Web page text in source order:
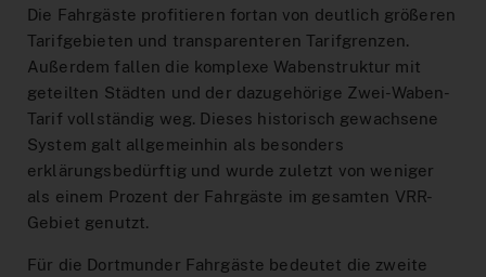
Barrierefreiheit
Fahrplan bestellen
AnrufSammelTaxi
Führerscheinaktion
Netzplan zum Einbinden
Downloads
Karriere
Blog
Leichte Sprache
Die Fahrgäste profitieren fortan von deutlich größeren
Tarifgebieten und transparenteren Tarifgrenzen.
Außerdem fallen die komplexe Wabenstruktur mit
geteilten Städten und der dazugehörige Zwei-Waben-
Tarif vollständig weg. Dieses historisch gewachsene
System galt allgemeinhin als besonders
erklärungsbedürftig und wurde zuletzt von weniger
als einem Prozent der Fahrgäste im gesamten VRR-
Gebiet genutzt.
Für die Dortmunder Fahrgäste bedeutet die zweite